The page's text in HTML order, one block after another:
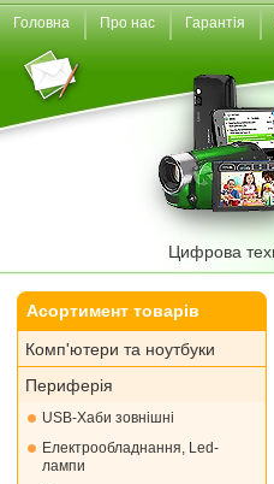
Головна Про нас Гарантія
Цифрова
Асортимент товарів
Комп'ютери та ноутбуки
Периферія
USB-Хаби зовнішні
Електрообладнання, Led-
лампи